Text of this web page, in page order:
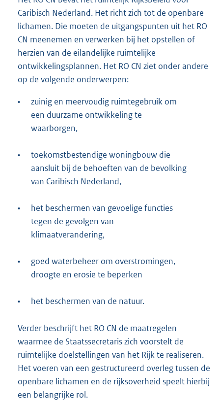
l
i
n
k
:
Caribisch Nederland. Het richt zich tot de openbare
lichamen. Die moeten de uitgangspunten uit het RO
CN meenemen en verwerken bij het opstellen of
herzien van de eilandelijke ruimtelijke
ontwikkelingsplannen. Het RO CN ziet onder andere
op de volgende onderwerpen:
•
zuinig en meervoudig ruimtegebruik om
een duurzame ontwikkeling te
waarborgen,
•
toekomstbestendige woningbouw die
aansluit bij de behoeften van de bevolking
van Caribisch Nederland,
•
het beschermen van gevoelige functies
tegen de gevolgen van
klimaatverandering,
•
goed waterbeheer om overstromingen,
droogte en erosie te beperken
• het beschermen van de natuur.
Verder beschrijft het RO CN de maatregelen
waarmee de Staatssecretaris zich voorstelt de
ruimtelijke doelstellingen van het Rijk te realiseren.
Het voeren van een gestructureerd overleg tussen de
openbare lichamen en de rijksoverheid speelt hierbij
een belangrijke rol.